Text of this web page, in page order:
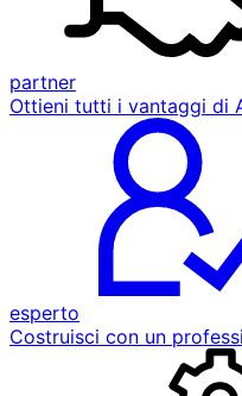
partner
Ottieni tutti i vantaggi di
esperto
Costruisci con un